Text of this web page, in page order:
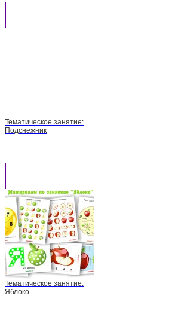
Тематическое занятие:
Подснежник
Тематическое занятие:
Яблоко